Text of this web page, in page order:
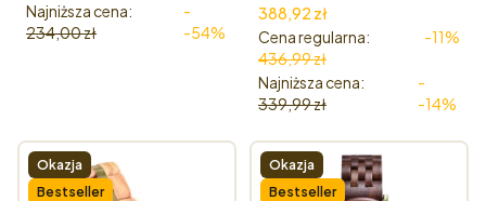
Najniższa cena:
234,00 zł
-
-54%
Amaranth
Cena promocyjna
388,92 zł
Cena regularna:
436,99 zł
-11%
Najniższa cena:
339,99 zł
-
-14%
Okazja
Bestseller
Okazja
Bestseller